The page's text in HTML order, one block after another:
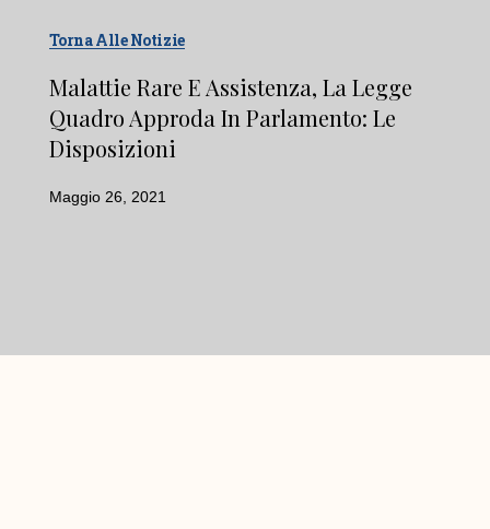
Torna Alle Notizie
Malattie Rare E Assistenza, La Legge
Quadro Approda In Parlamento: Le
Disposizioni
Maggio 26, 2021